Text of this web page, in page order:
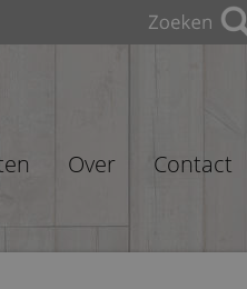
Over Contact